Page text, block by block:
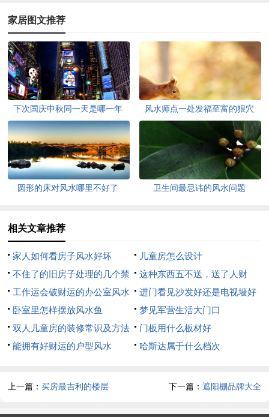
家居图文推荐
下次国庆中秋同一天是哪一年 风水师点一处发福至富的狠穴
圆形的床对风水哪里不好了 卫生间最忌讳的风水问题
相关文章推荐
家人如何看房子风水好坏
儿童房怎么设计
不住了的旧房子处理的几个禁
忌
这种东西五不送，送了人财
空！
工作运会破财运的办公室风水
禁忌
进门看见沙发好还是电视墙好
卧室里怎样摆放风水鱼
梦见军营生活大门口
双人儿童房的装修常识及方法
门板用什么板材好
能拥有好财运的户型风水
哈斯达属于什么档次
上一篇：买房最吉利的楼层 下一篇： 遮阳棚品牌大全